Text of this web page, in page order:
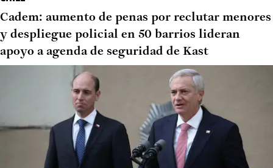
Cadem: aumento de penas por reclutar menores
y despliegue policial en 50 barrios lideran
apoyo a agenda de seguridad de Kast